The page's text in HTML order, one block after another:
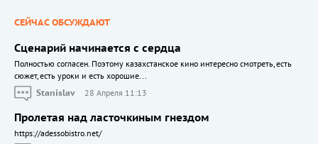
СЕЙЧАС ОБСУЖДАЮТ
Сценарий начинается с сердца
Полностью согласен. Поэтому казахстанское кино интересно смотреть, есть
сюжет, есть уроки и есть хорошие...
Stanislav
28 Апреля 11:13
Пролетая над ласточкиным гнездом
https://adessobistro.net/